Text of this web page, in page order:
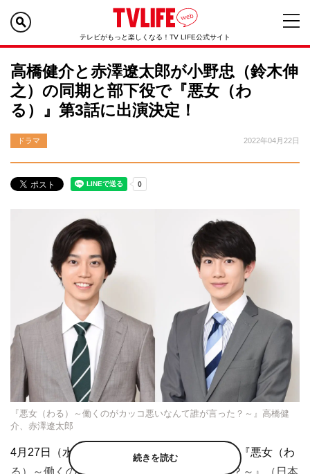
テレビがもっと楽しくなる！TV LIFE公式サイト
高橋健介と赤澤遼太郎が小野忠（鈴木伸
之）の同期と部下役で『悪女（わ
る）』第3話に出演決定！
ドラマ 2022年04月22日
『悪女（わる）～働くのがカッコ悪いなんて誰が言った？～』高橋健
介、赤澤遼太郎
4月27日（水）放送の今田美桜主演水曜ドラマ『悪女（わ
る）～働くのがカッコ悪いなんて誰が言った？～』（日本
続きを読む